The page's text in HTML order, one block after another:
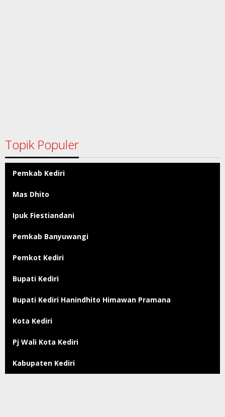
Topik Populer
Pemkab Kediri
Mas Dhito
Ipuk Fiestiandani
Pemkab Banyuwangi
Pemkot Kediri
Bupati Kediri
Bupati Kediri Hanindhito Himawan Pramana
Kota Kediri
Pj Wali Kota Kediri
Kabupaten Kediri